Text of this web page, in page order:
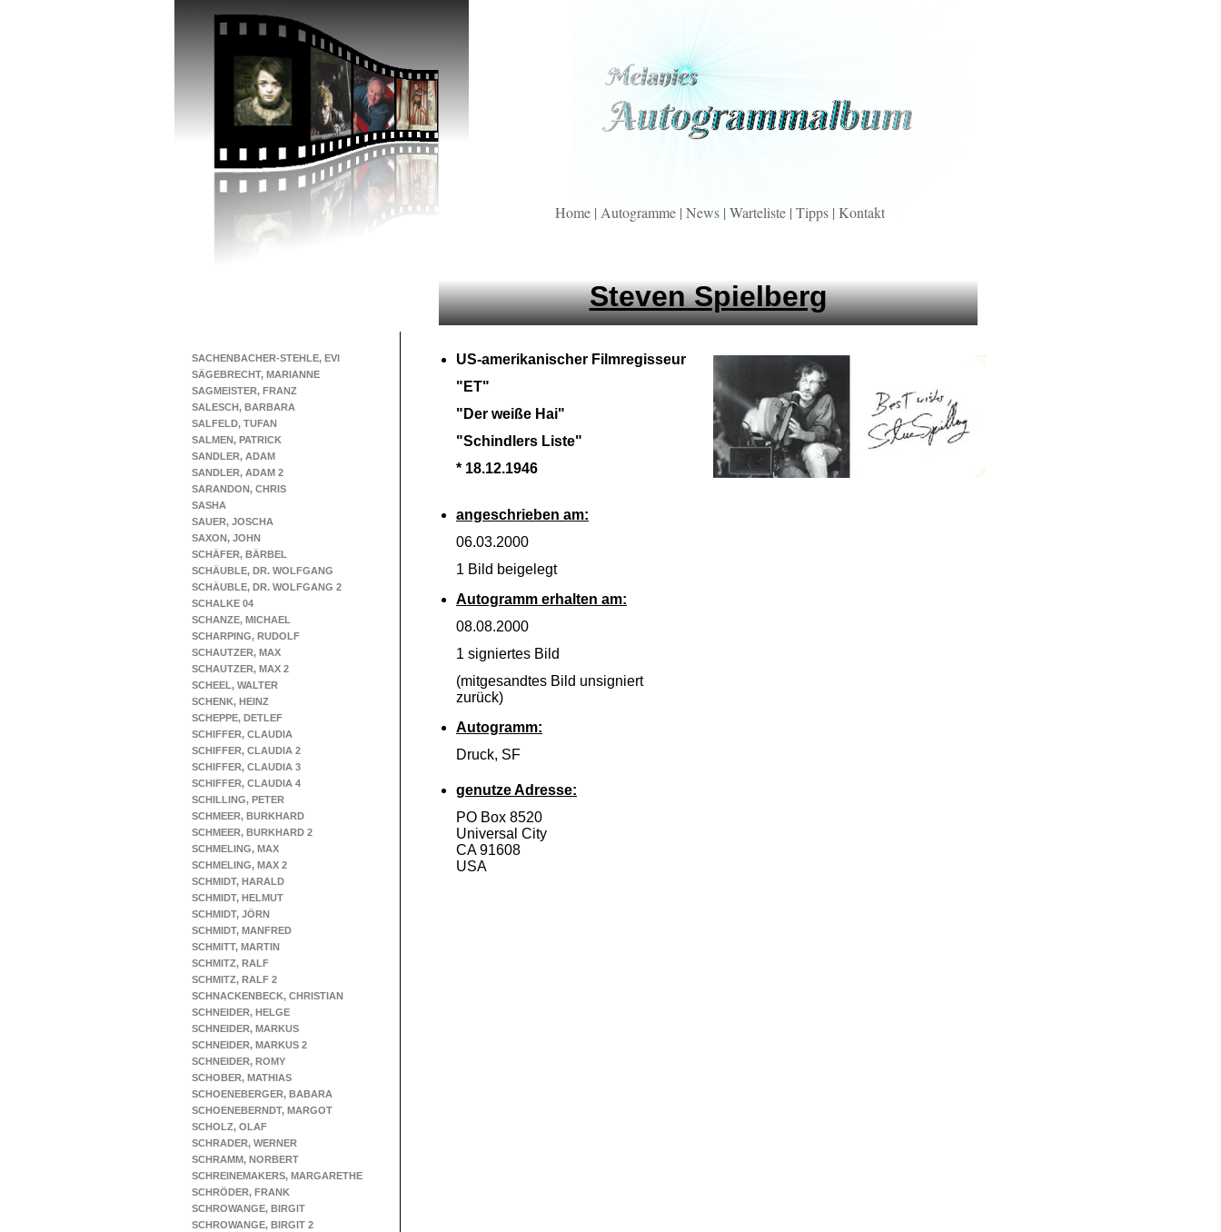
SACHENBACHER-STEHLE, EVI
SÄGEBRECHT, MARIANNE
SAGMEISTER, FRANZ
SALESCH, BARBARA
SALFELD, TUFAN
SALMEN, PATRICK
SANDLER, ADAM
SANDLER, ADAM 2
SARANDON, CHRIS
SASHA
SAUER, JOSCHA
SAXON, JOHN
SCHÄFER, BÄRBEL
SCHÄUBLE, DR. WOLFGANG
SCHÄUBLE, DR. WOLFGANG 2
SCHALKE 04
SCHANZE, MICHAEL
SCHARPING, RUDOLF
SCHAUTZER, MAX
SCHAUTZER, MAX 2
SCHEEL, WALTER
SCHENK, HEINZ
SCHEPPE, DETLEF
SCHIFFER, CLAUDIA
SCHIFFER, CLAUDIA 2
SCHIFFER, CLAUDIA 3
SCHIFFER, CLAUDIA 4
SCHILLING, PETER
SCHMEER, BURKHARD
SCHMEER, BURKHARD 2
SCHMELING, MAX
SCHMELING, MAX 2
SCHMIDT, HARALD
SCHMIDT, HELMUT
SCHMIDT, JÖRN
SCHMIDT, MANFRED
SCHMITT, MARTIN
SCHMITZ, RALF
SCHMITZ, RALF 2
SCHNACKENBECK, CHRISTIAN
SCHNEIDER, HELGE
SCHNEIDER, MARKUS
SCHNEIDER, MARKUS 2
SCHNEIDER, ROMY
SCHOBER, MATHIAS
SCHOENEBERGER, BABARA
SCHOENEBERNDT, MARGOT
SCHOLZ, OLAF
SCHRADER, WERNER
SCHRAMM, NORBERT
SCHREINEMAKERS, MARGARETHE
SCHRÖDER, FRANK
SCHROWANGE, BIRGIT
SCHROWANGE, BIRGIT 2
Steven Spielberg
US-amerikanischer Filmregisseur
"ET"
"Der weiße Hai"
"Schindlers Liste"
* 18.12.1946
angeschrieben am:
06.03.2000
1 Bild beigelegt
Autogramm erhalten am:
08.08.2000
1 signiertes Bild
(mitgesandtes Bild unsigniert
zurück)
Autogramm:
Druck, SF
genutze Adresse:
PO Box 8520
Universal City
CA 91608
USA
Home | Autogramme | News | Warteliste | Tipps | Kontakt